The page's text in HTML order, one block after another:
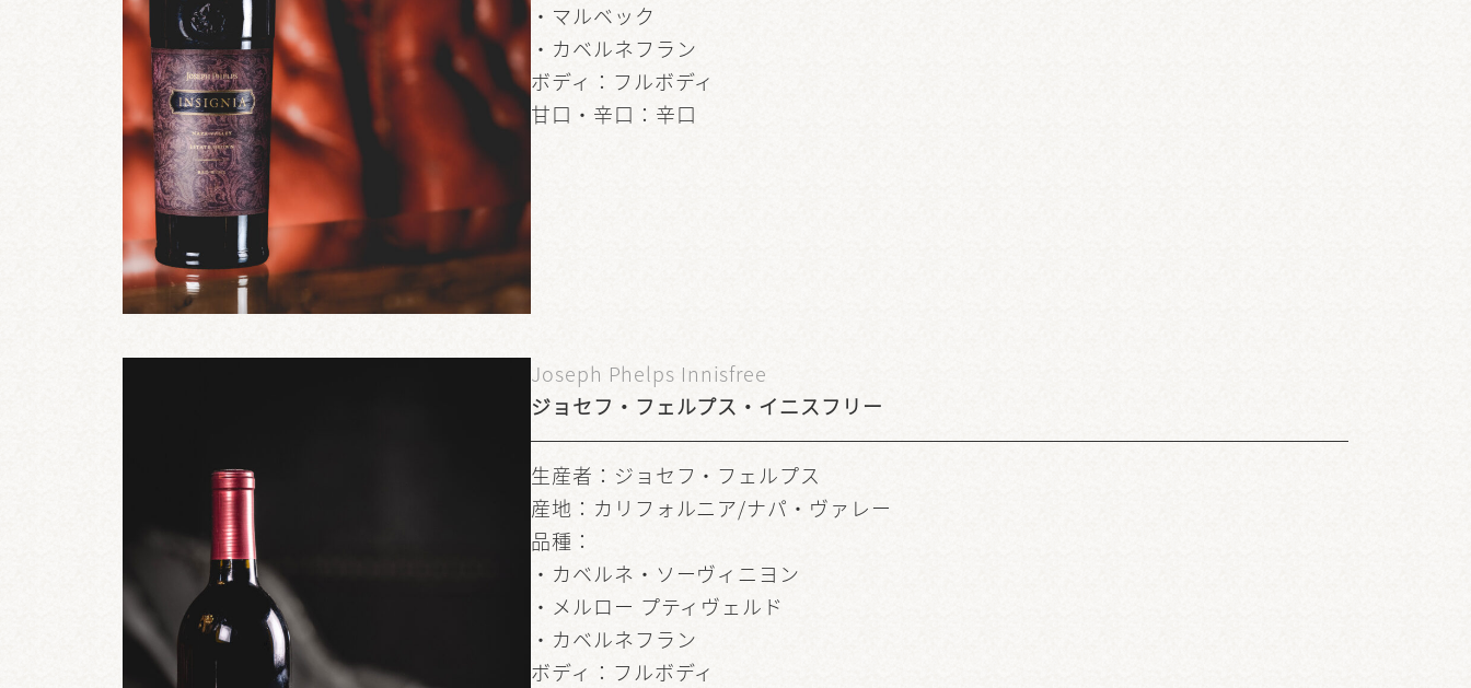
・マルベック
・カベルネフラン
ボディ：フルボディ
甘口・辛口：辛口
Joseph Phelps Innisfree
ジョセフ・フェルプス・イニスフリー
生産者：ジョセフ・フェルプス
産地：カリフォルニア/ナパ・ヴァレー
品種：
・カベルネ・ソーヴィニヨン
・メルロー プティヴェルド
・カベルネフラン
ボディ：フルボディ